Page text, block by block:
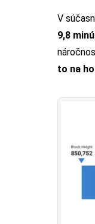
V
9,8
to na